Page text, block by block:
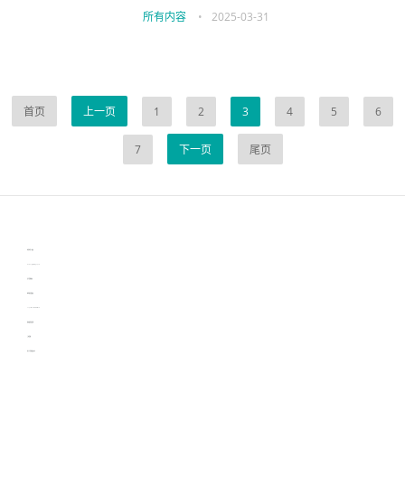
所有内容 • 2025-03-31
首页 上一页 1 2 3 4 5 6
7 下一页 尾页